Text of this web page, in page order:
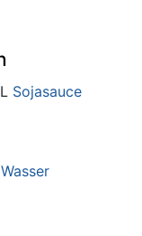
Sojasauce
Wasser